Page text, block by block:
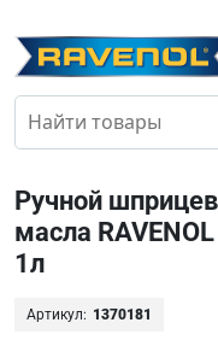
Ручной
масла
1л
Артикул: 1370181